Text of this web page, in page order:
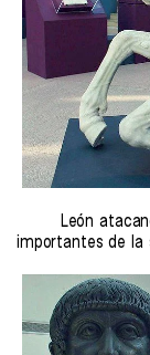
León atacando
importantes de la